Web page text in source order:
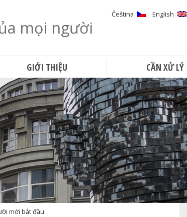
mọi người
Čeština English
Tìm kiếm
GIỚI THIỆU CẦN XỬ LÝ
mới bắt đầu.